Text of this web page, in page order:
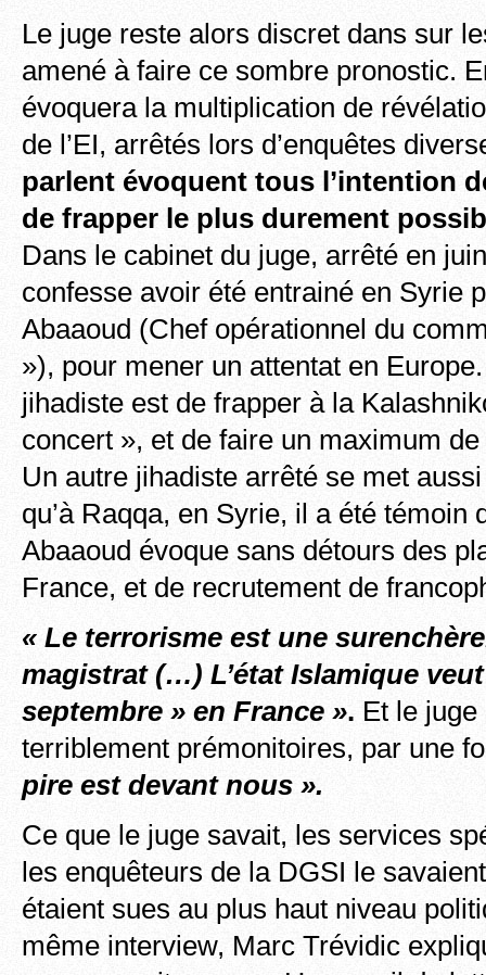
Le juge reste alors discret dans sur
amené à faire ce sombre pronostic.
évoquera la multiplication de
de l’EI, arrêtés lors d’enquêtes
parlent évoquent tous l’intention
de frapper le plus durement
Dans le cabinet du juge, arrêté en
confesse avoir été entrainé en Syrie
Abaaoud (Chef opérationnel du
»), pour mener un attentat en Europe.
jihadiste est de frapper à la
concert », et de faire un maximum
Un autre jihadiste arrêté se met
qu’à Raqqa, en Syrie, il a été témoin
Abaaoud évoque sans détours des
France, et de recrutement de
« Le terrorisme est une
magistrat (…) L’état Islamique
septembre » en France ». Et le
terriblement prémonitoires, par une
pire est devant nous ».
Ce que le juge savait, les services
les enquêteurs de la DGSI le
étaient sues au plus haut niveau
même interview, Marc Trévidic